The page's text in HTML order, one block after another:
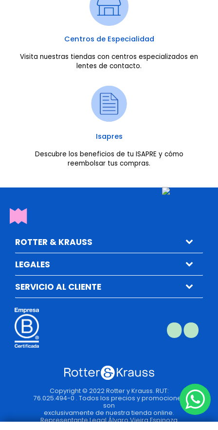
Centros de Especialidad
Visita nuestras tiendas con centros especializados en
lentes de contacto.
Isapres
Descubre los beneficios de tu ISAPRE y cómo
reembolsar tus compras.
ROTTER & KRAUSS
LEGALES
SERVICIO AL CLIENTE
Copyright © 2022 Rotter y Krauss. RUT:
76.025.494-0 . Todos los precios y promociones
son
exclusivamente de nuestra tienda online.
Representante Legal Álvaro Vieira Espinoza